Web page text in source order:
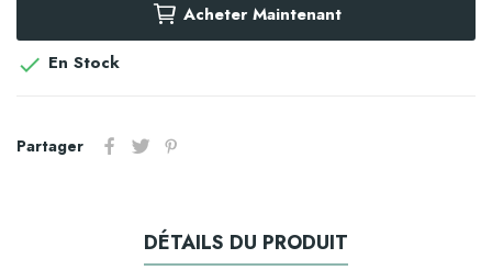
Acheter Maintenant
 En Stock
Partager
DÉTAILS DU PRODUIT